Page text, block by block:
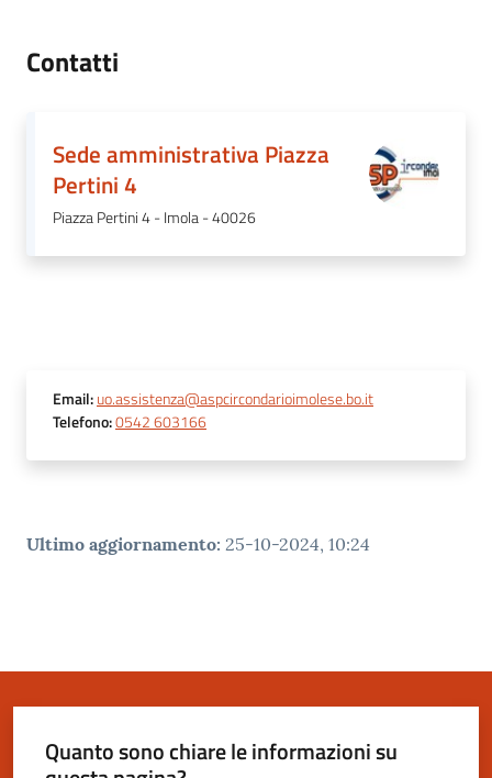
Tutti
argomenti
Contatti
Sede amministrativa Piazza
Pertini 4
Piazza Pertini 4 - Imola - 40026
Email:uo.assistenza@aspcircondarioimolese.bo.it
Telefono:0542 603166
Ultimo aggiornamento: 25-10-2024, 10:24
Quanto sono chiare le informazioni su